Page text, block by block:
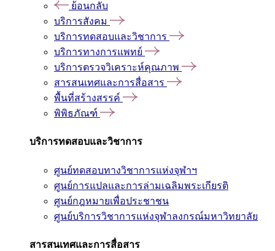
ย้อนกลับ
บริการสังคม
บริการทดสอบและวิชาการ
บริการทางการแพทย์
บริการตรวจวิเคราะห์คุณภาพ
สารสนเทศและการสื่อสาร
พื้นที่สร้างสรรค์
พิพิธภัณฑ์
บริการทดสอบและวิชาการ
ศูนย์ทดสอบทางวิชาการแห่งจุฬาฯ
ศูนย์การแปลและการล่ามเฉลิมพระเกียรติ
ศูนย์กฎหมายเพื่อประชาชน
ศูนย์บริการวิชาการแห่งจุฬาลงกรณ์มหาวิทยาลัย
สารสนเทศและการสื่อสาร